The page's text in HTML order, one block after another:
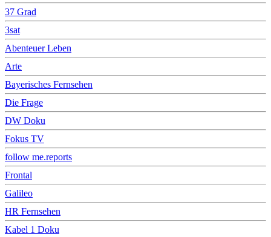
37 Grad
3sat
Abenteuer Leben
Arte
Bayerisches Fernsehen
Die Frage
DW Doku
Fokus TV
follow me.reports
Frontal
Galileo
HR Fernsehen
Kabel 1 Doku